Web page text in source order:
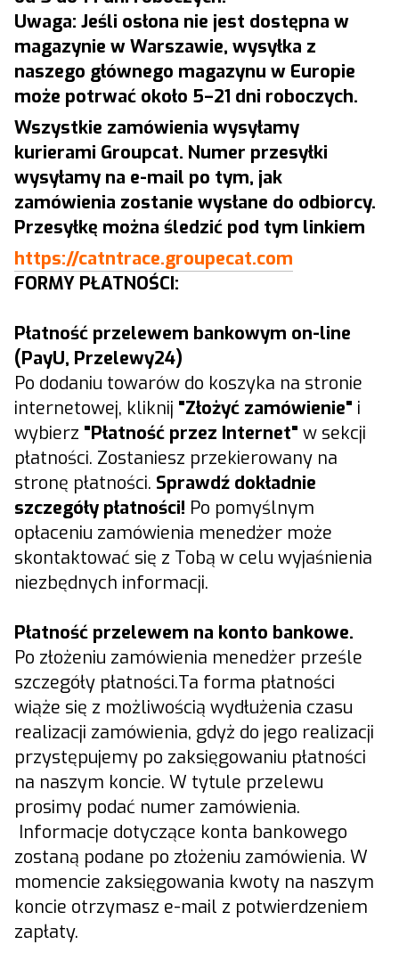
Uwaga: Jeśli osłona nie jest dostępna w
magazynie w Warszawie, wysyłka z
naszego głównego magazynu w Europie
może potrwać około 5–21 dni roboczych.
Wszystkie zamówienia wysyłamy
kurierami Groupcat. Numer przesyłki
wysyłamy na e-mail po tym, jak
zamówienia zostanie wysłane do odbiorcy.
Przesyłkę można śledzić pod tym linkiem
https://catntrace.groupecat.com
FORMY PŁATNOŚCI:
Płatność przelewem bankowym on-line
(PayU, Przelewy24)
Po dodaniu towarów do koszyka na stronie
internetowej, kliknij "Złożyć zamówienie" i
wybierz "Płatność przez Internet" w sekcji
płatności. Zostaniesz przekierowany na
stronę płatności. Sprawdź dokładnie
szczegóły płatności! Po pomyślnym
opłaceniu zamówienia menedżer może
skontaktować się z Tobą w celu wyjaśnienia
niezbędnych informacji.
Płatność przelewem na konto bankowe.
Po złożeniu zamówienia menedżer prześle
szczegóły płatności.Ta forma płatności
wiąże się z możliwością wydłużenia czasu
realizacji zamówienia, gdyż do jego realizacji
przystępujemy po zaksięgowaniu płatności
na naszym koncie. W tytule przelewu
prosimy podać numer zamówienia.
Informacje dotyczące konta bankowego
zostaną podane po złożeniu zamówienia. W
momencie zaksięgowania kwoty na naszym
koncie otrzymasz e-mail z potwierdzeniem
zapłaty.